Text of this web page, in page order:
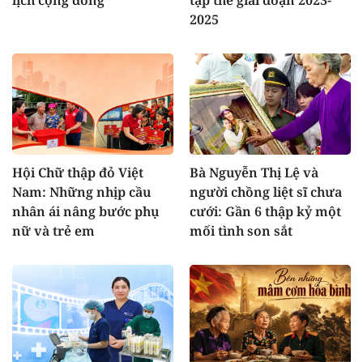
2025
Hội Chữ thập đỏ Việt
Nam: Những nhịp cầu
nhân ái nâng bước phụ
nữ và trẻ em
Bà Nguyễn Thị Lệ và
người chồng liệt sĩ chưa
cưới: Gần 6 thập kỷ một
mối tình son sắt